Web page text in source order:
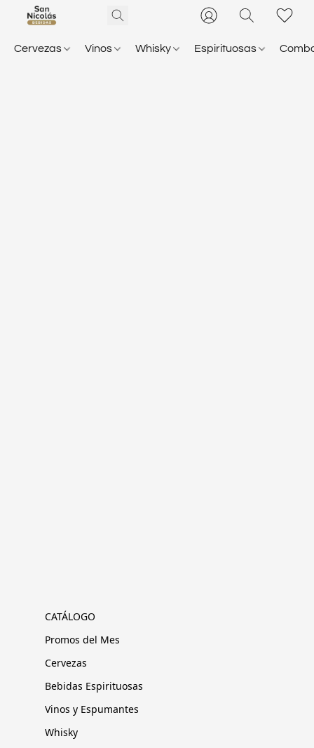
Cervezas Vinos Whisky Espirituosas
CATÁLOGO
Promos del Mes
Cervezas
Bebidas Espirituosas
Vinos y Espumantes
Whisky